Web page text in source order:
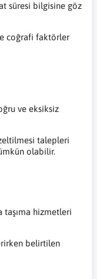
süresi bilgisine göz
coğrafi faktörler
ve eksiksiz
talepleri
olabilir.
taşıma hizmetleri
belirtilen